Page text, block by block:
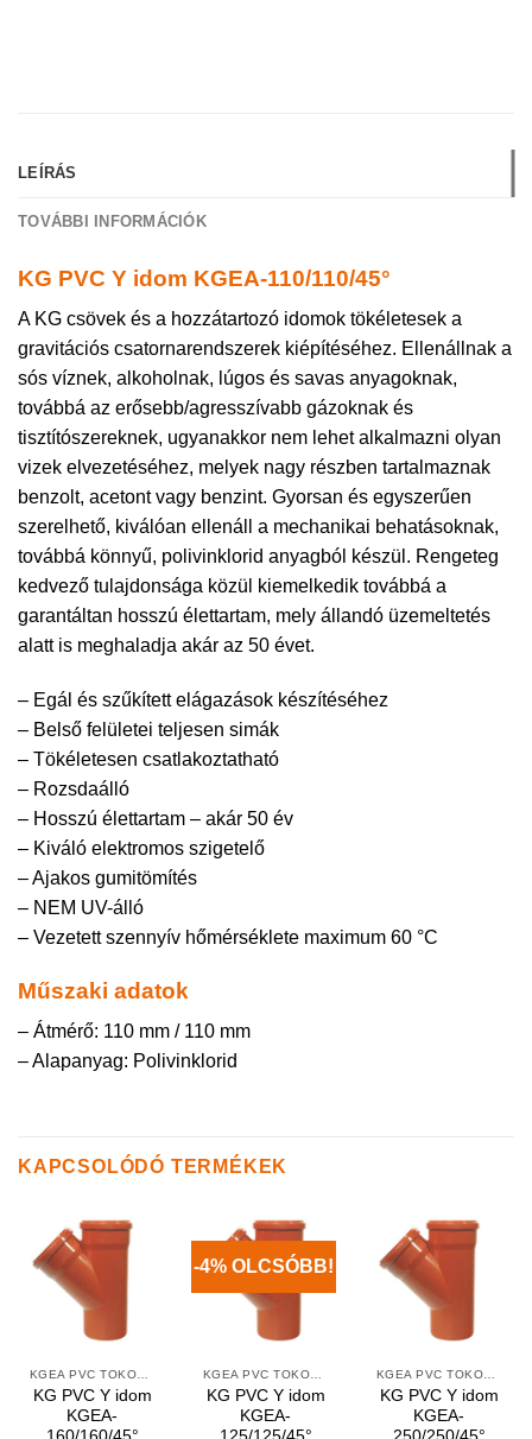
LEÍRÁS
TOVÁBBI INFORMÁCIÓK
KG PVC Y idom KGEA-110/110/45°
A KG csövek és a hozzátartozó idomok tökéletesek a
gravitációs csatornarendszerek kiépítéséhez. Ellenállnak a
sós víznek, alkoholnak, lúgos és savas anyagoknak,
továbbá az erősebb/agresszívabb gázoknak és
tisztítószereknek, ugyanakkor nem lehet alkalmazni olyan
vizek elvezetéséhez, melyek nagy részben tartalmaznak
benzolt, acetont vagy benzint. Gyorsan és egyszerűen
szerelhető, kiválóan ellenáll a mechanikai behatásoknak,
továbbá könnyű, polivinklorid anyagból készül. Rengeteg
kedvező tulajdonsága közül kiemelkedik továbbá a
garantáltan hosszú élettartam, mely állandó üzemeltetés
alatt is meghaladja akár az 50 évet.
– Egál és szűkített elágazások készítéséhez
– Belső felületei teljesen simák
– Tökéletesen csatlakoztatható
– Rozsdaálló
– Hosszú élettartam – akár 50 év
– Kiváló elektromos szigetelő
– Ajakos gumitömítés
– NEM UV-álló
– Vezetett szennyív hőmérséklete maximum 60 °C
Műszaki adatok
– Átmérő: 110 mm / 110 mm
– Alapanyag: Polivinklorid
KAPCSOLÓDÓ TERMÉKEK
KGEA PVC TOKOS Y IDOMOK
KG PVC Y idom
KGEA-
-4% OLCSÓBB!
KGEA PVC TOKOS Y IDOMOK
KG PVC Y idom
KGEA-
KGEA PVC TOKOS Y IDOMOK
KG PVC Y idom
KGEA-